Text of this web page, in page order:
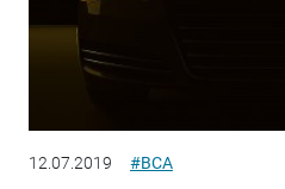
12.07.2019 #BCA